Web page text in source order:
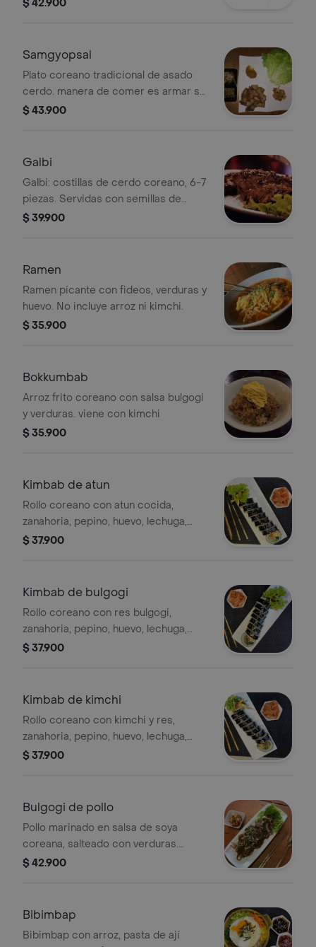
$ 42.900
Samgyopsal
Plato coreano tradicional de asado
cerdo. manera de comer es armar su
wrap de lechuga con todos
tocino corte delgado y kimchi,
coreana fermentada) salsa ajonjoli.
una porcion de arroz. .
$ 43.900
Galbi
Galbi: costillas de cerdo coreano, 6-7
piezas. Servidas con semillas de
sésamo y lechuga.
$ 39.900
Ramen
Ramen picante con fideos, verduras y
huevo. No incluye arroz ni kimchi.
$ 35.900
Bokkumbab
Arroz frito coreano con salsa bulgogi
y verduras. viene con kimchi
$ 35.900
Kimbab de atun
Rollo coreano con atun cocida,
zanahoria, pepino, huevo, lechuga,
espinaca y queso mozarella. 10
soya.
$ 37.900
Kimbab de bulgogi
Rollo coreano con res bulgogi,
zanahoria, pepino, huevo, lechuga,
espinaca y queso mozarella. 10
soya.
$ 37.900
Kimbab de kimchi
Rollo coreano con kimchi y res,
zanahoria, pepino, huevo, lechuga,
espinaca y queso mozarella. 10
soya.
$ 37.900
Bulgogi de pollo
Pollo marinado en salsa de soya
coreana, salteado con verduras.
Incluye kimchi y arroz blanco.
$ 42.900
Bibimbap
Bibimbap con arroz, pasta de ají